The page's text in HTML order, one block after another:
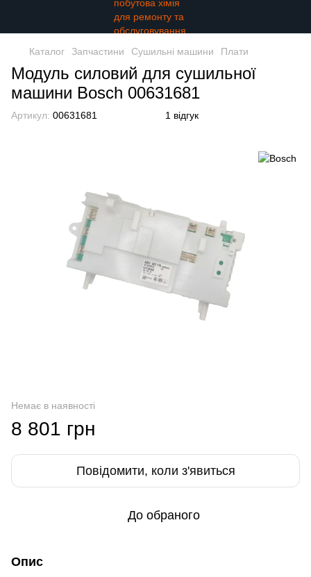
Каталог Запчастини Сушильні машини Плати
Модуль силовий для сушильної
машини Bosch 00631681
Артикул: 00631681 1 відгук
Немає в наявності
8 801 грн
Повідомити, коли з'явиться
До обраного
Опис